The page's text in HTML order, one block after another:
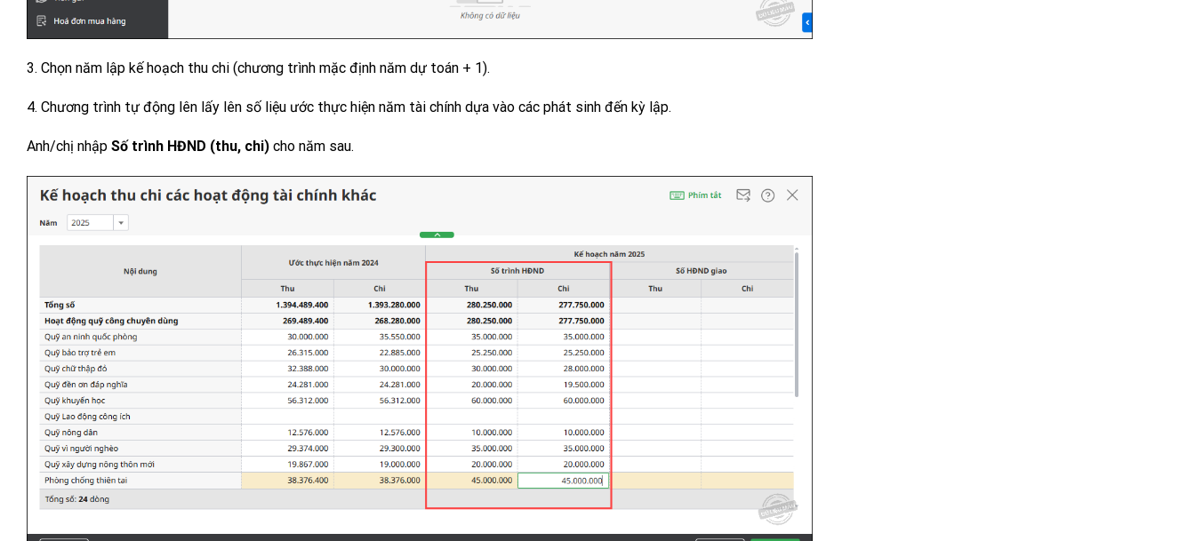
3. Chọn năm lập kế hoạch thu chi (chương trình mặc định năm dự toán + 1).
4. Chương trình tự động lên lấy lên số liệu ước thực hiện năm tài chính dựa vào các phát sinh đến kỳ lập.
Anh/chị nhập Số trình HĐND (thu, chi) cho năm sau.